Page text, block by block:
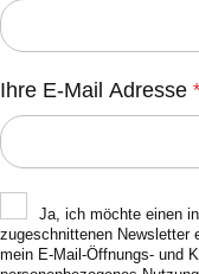
Ihre E-Mail Adresse
Ja, ich möchte einen
zugeschnittenen Newsletter
mein E-Mail-Öffnungs- und